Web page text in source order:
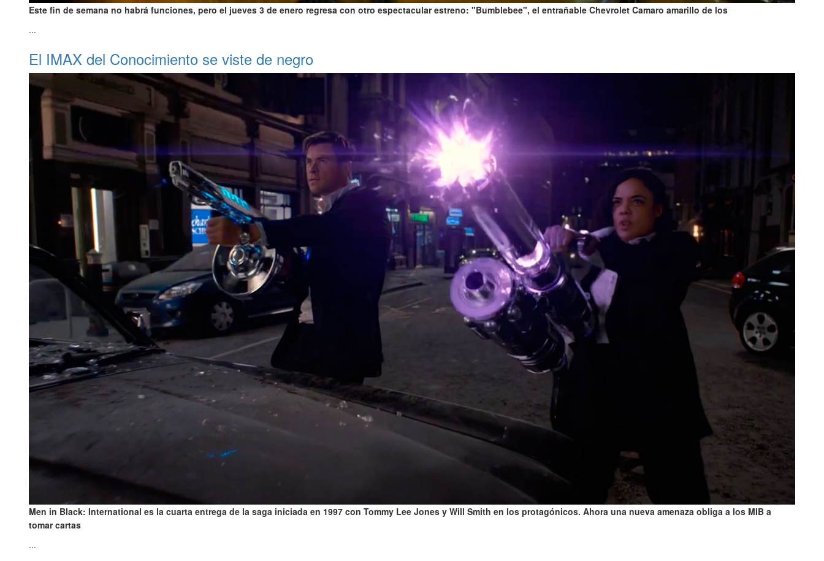
Este fin de semana no habrá funciones, pero el jueves 3 de enero regresa con otro espectacular estreno: "Bumblebee", el entrañable Chevrolet Camaro amarillo de los
...
El IMAX del Conocimiento se viste de negro
Men in Black: International es la cuarta entrega de la saga iniciada en 1997 con Tommy Lee Jones y Will Smith en los protagónicos. Ahora una nueva amenaza obliga a los MIB a
tomar cartas
...